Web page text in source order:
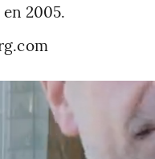
2005.